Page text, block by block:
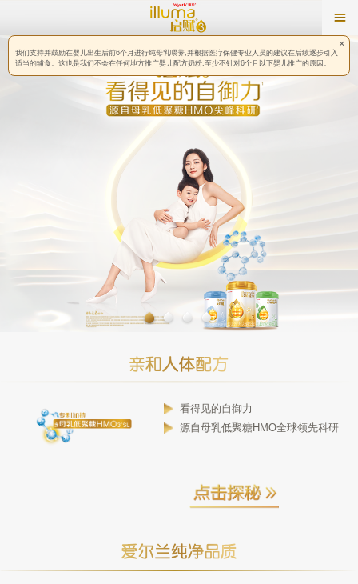
×
我们支持并鼓励在婴儿出生后前6个月进行纯母乳喂养,并根据医疗保健专业人员的建议在后续逐步引入
适当的辅食。这也是我们不会在任何地方推广婴儿配方奶粉,至少不针对6个月以下婴儿推广的原因。
看得见的自御力
源自母乳低聚糖HMO全球领先科研